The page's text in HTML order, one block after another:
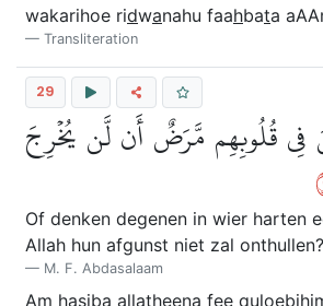
wakarihoe ridwanahu faahbata
Transliteration
29
قُلُوبِهِم مَّرَضٌ أَن لَّن يُخۡرِجَ
Of denken degenen in wier harten
Allah hun afgunst niet zal onthullen?
M. F. Abdasalaam
Am hasiba allatheena fee